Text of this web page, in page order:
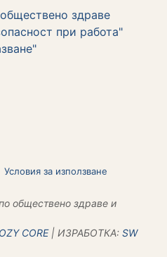
здраве
при работа"
Условия за използване
обществено здраве и
CORE| ИЗРАБОТКА: SW